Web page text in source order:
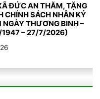
ĐỨC AN THĂM, TẶNG
CHÍNH SÁCH NHÂN KỶ
NGÀY THƯƠNG BINH –
– 27/7/2026)